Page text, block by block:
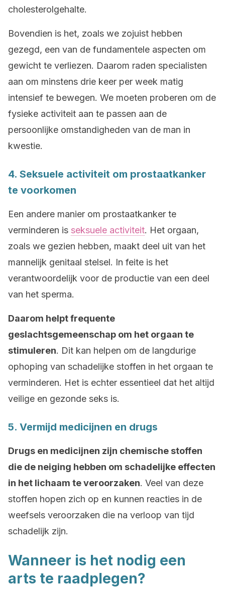
cholesterolgehalte.
Bovendien is het, zoals we zojuist hebben
gezegd, een van de fundamentele aspecten om
gewicht te verliezen. Daarom raden specialisten
aan om minstens drie keer per week matig
intensief te bewegen. We moeten proberen om de
fysieke activiteit aan te passen aan de
persoonlijke omstandigheden van de man in
kwestie.
4. Seksuele activiteit om prostaatkanker
te voorkomen
Een andere manier om prostaatkanker te
verminderen is seksuele activiteit. Het orgaan,
zoals we gezien hebben, maakt deel uit van het
mannelijk genitaal stelsel. In feite is het
verantwoordelijk voor de productie van een deel
van het sperma.
Daarom helpt frequente
geslachtsgemeenschap om het orgaan te
stimuleren. Dit kan helpen om de langdurige
ophoping van schadelijke stoffen in het orgaan te
verminderen. Het is echter essentieel dat het altijd
veilige en gezonde seks is.
5. Vermijd medicijnen en drugs
Drugs en medicijnen zijn chemische stoffen
die de neiging hebben om schadelijke effecten
in het lichaam te veroorzaken. Veel van deze
stoffen hopen zich op en kunnen reacties in de
weefsels veroorzaken die na verloop van tijd
schadelijk zijn.
Wanneer is het nodig een
arts te raadplegen?